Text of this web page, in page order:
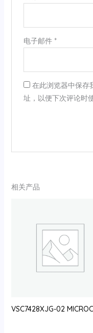
电子邮件 *
在此浏览器中保存
址，以便下次评论时使
相关产品
VSC7428XJG-02